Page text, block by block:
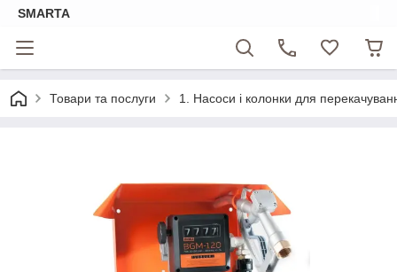
SMARTA
Товари та послуги 1. Насоси і колонки для